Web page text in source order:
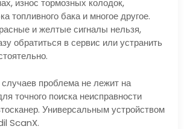
износ тормозных колодок,
топливного бака и многое другое.
и желтые сигналы нельзя,
обратиться в сервис или устранить
проблема не лежит на
точного поиска неисправности
Универсальным устройством
ScanX.